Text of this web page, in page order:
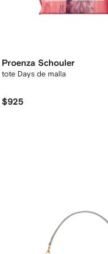
Proenza Schouler
tote Days de malla
$925